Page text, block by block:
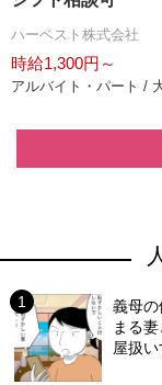
ハーベスト株式会社
時給1,300円～
アルバイト・パート /
義母
まる
屋扱い